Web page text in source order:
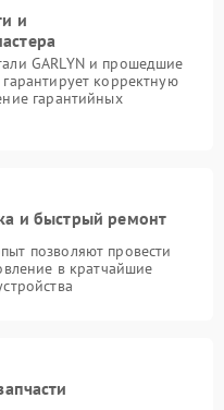
и
GARLYN и прошедшие
корректную
гарантийных
и быстрый ремонт
позволяют провести
в кратчайшие